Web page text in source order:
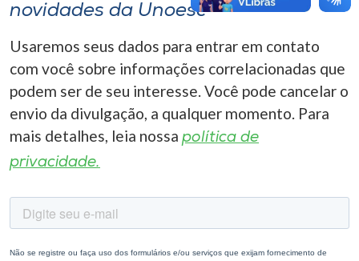
novidades da Unoesc
Usaremos seus dados para entrar em contato
com você sobre informações correlacionadas que
podem ser de seu interesse. Você pode cancelar o
envio da divulgação, a qualquer momento. Para
mais detalhes, leia nossa política de
privacidade.